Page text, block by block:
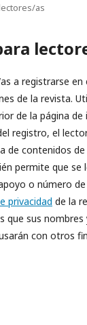
as
a registrarse en
de la revista.
de la página de
registro, el
de contenidos
permite que se
o número
privacidad de la
que sus nombres
con otros